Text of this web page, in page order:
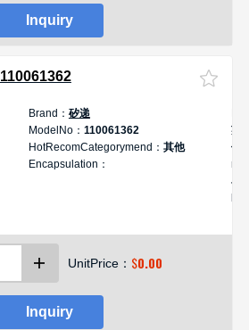
Inquiry
110061362
Brand： 矽递
ModelNo： 110061362
HotRecomCategorymend： 其他
Encapsulation：
英
件
UnitPrice： $0.00
Inquiry